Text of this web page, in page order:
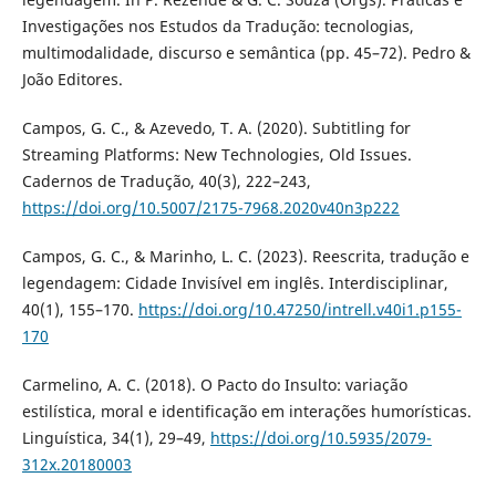
Investigações nos Estudos da Tradução: tecnologias,
multimodalidade, discurso e semântica (pp. 45–72). Pedro &
João Editores.
Campos, G. C., & Azevedo, T. A. (2020). Subtitling for
Streaming Platforms: New Technologies, Old Issues.
Cadernos de Tradução, 40(3), 222–243,
https://doi.org/10.5007/2175-7968.2020v40n3p222
Campos, G. C., & Marinho, L. C. (2023). Reescrita, tradução e
legendagem: Cidade Invisível em inglês. Interdisciplinar,
40(1), 155–170. https://doi.org/10.47250/intrell.v40i1.p155-
170
Carmelino, A. C. (2018). O Pacto do Insulto: variação
estilística, moral e identificação em interações humorísticas.
Linguística, 34(1), 29–49, https://doi.org/10.5935/2079-
312x.20180003